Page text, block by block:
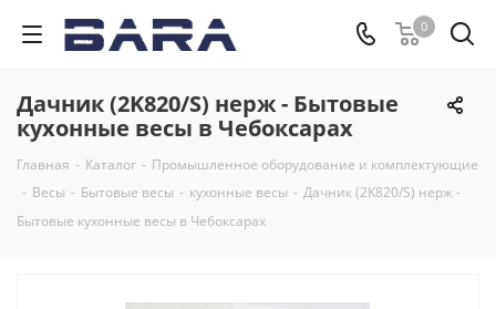
0
Дачник (2K820/S) нерж - Бытовые
кухонные весы в Чебоксарах
Главная - Каталог - Промышленное оборудование и комплектующие
- Весы - Бытовые весы - кухонные весы - Дачник (2K820/S) нерж -
Бытовые кухонные весы в Чебоксарах